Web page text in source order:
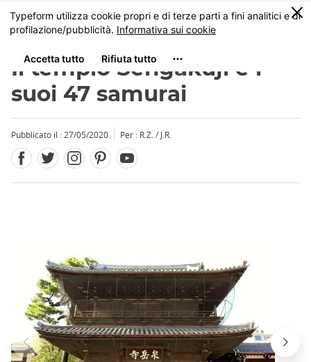
Skip
to
content
MENU
0
Il tempio Sengakuji e i
suoi 47 samurai
Pubblicato il : 27/05/2020 Per : R.Z. / J.R.
Close